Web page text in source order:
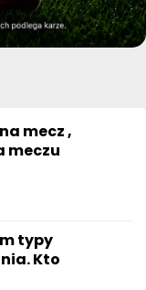
mecz ,
meczu
typy
Kto